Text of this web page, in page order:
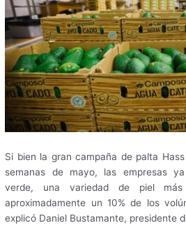
Si bien la gran campaña de palta
semanas de mayo, las empresas
verde, una variedad de piel
aproximadamente un 10% de los
explicó Daniel Bustamante, presidente